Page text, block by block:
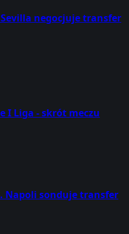
negocjuje transfer
I Liga - skrót meczu
Napoli sonduje transfer